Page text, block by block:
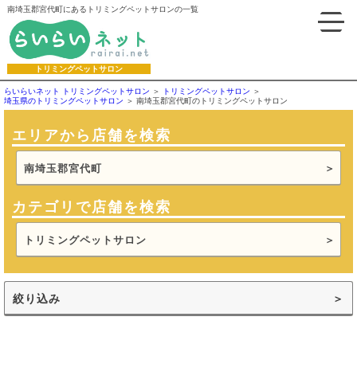
南埼玉郡宮代町にあるトリミングペットサロンの一覧
トリミングペットサロン
らいらいネット トリミングペットサロン
トリミングペットサロン
埼玉県のトリミングペットサロン
南埼玉郡宮代町のトリミングペットサロン
エリアから店舗を検索
南埼玉郡宮代町
カテゴリで店舗を検索
トリミングペットサロン
絞り込み